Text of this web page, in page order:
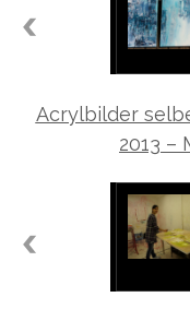
Acrylbilder
2013 –